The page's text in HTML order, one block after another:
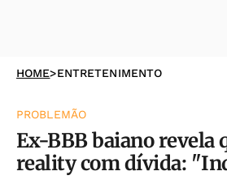
HOME>ENTRETENIMENTO
PROBLEMÃO
Ex-BBB baiano revela
reality com dívida: